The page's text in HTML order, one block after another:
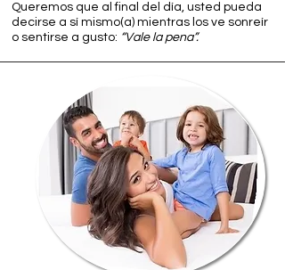
Queremos que al final del día, usted pueda
decirse a sí mismo(a) mientras los ve sonreír
o sentirse a gusto: “Vale la pena”.